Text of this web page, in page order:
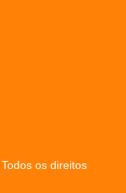
os direitos